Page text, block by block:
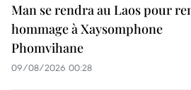
Man se rendra au Laos pour
hommage à Xaysomphone
Phomvihane
09/08/2026 00:28